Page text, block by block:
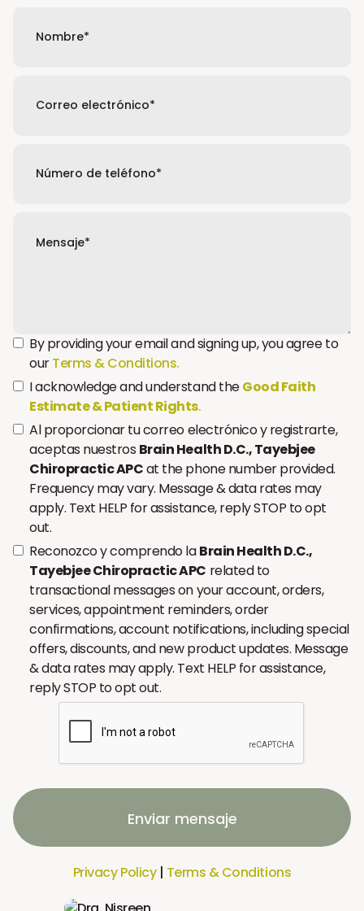
By providing your email and signing up, you agree to
ourTerms & Conditions.
I acknowledge and understand theGood Faith
Estimate & Patient Rights.
Al proporcionar tu correo electrónico y registrarte,
aceptas nuestros Brain Health D.C., Tayebjee
Chiropractic APCat the phone number provided.
Frequency may vary. Message & data rates may
apply. Text HELP for assistance, reply STOP to opt
out.
Reconozco y comprendo laBrain Health D.C.,
Tayebjee Chiropractic APC related to
transactional messages on your account, orders,
services, appointment reminders, order
confirmations, account notifications, including special
offers, discounts, and new product updates. Message
& data rates may apply. Text HELP for assistance,
reply STOP to opt out.
Enviar mensaje
Privacy Policy| Terms & Conditions